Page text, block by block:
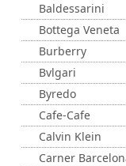
Baldessarini
Bottega Veneta
Burberry
Bvlgari
Byredo
Cafe-Cafe
Calvin Klein
Carner